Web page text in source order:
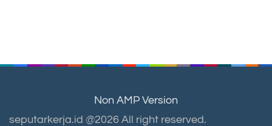
Non AMP Version
seputarkerja.id @2026 All right reserved.